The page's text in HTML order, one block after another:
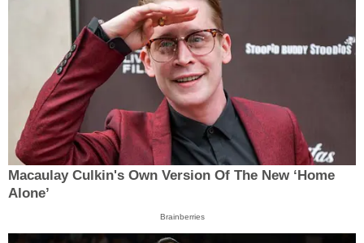
Macaulay Culkin's Own Version Of The New ‘Home
Alone’
Brainberries